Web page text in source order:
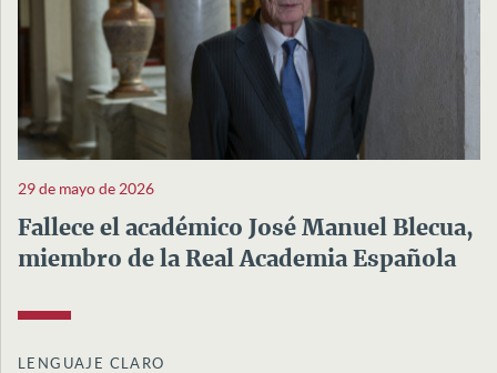
29 de mayo de 2026
Fallece el académico José Manuel Blecua,
miembro de la Real Academia Española
LENGUAJE CLARO